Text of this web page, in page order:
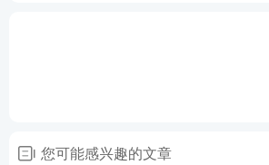
您可能感兴趣的文章